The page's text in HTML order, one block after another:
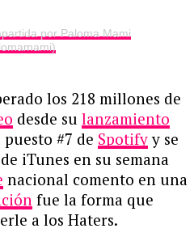
por Paloma Mami
los 218 millones de
desde su lanzamiento
#7 de Spotifyy se
iTunes en su semana
nacional comento en una
fue la forma que
a los Haters.